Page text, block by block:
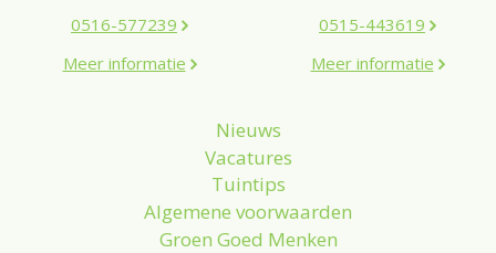
0516-577239
Meer informatie
0515-443619
Meer informatie
Nieuws
Vacatures
Tuintips
Algemene voorwaarden
Groen Goed Menken